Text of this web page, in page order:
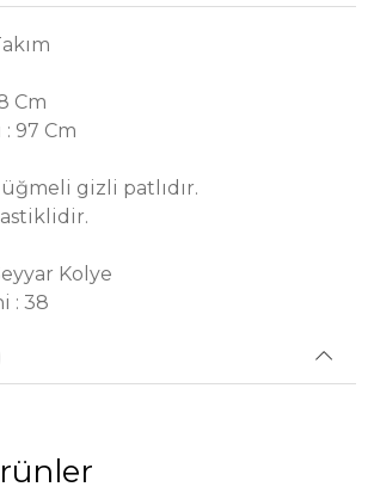
Cm
97 Cm
gizli patlıdır.
Kolye
: 38